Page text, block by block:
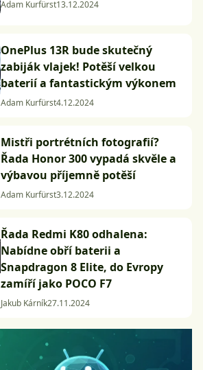
Adam Kurfürst13.12.2024
OnePlus 13R bude skutečný
zabiják vlajek! Potěší velkou
baterií a fantastickým výkonem
Adam Kurfürst4.12.2024
Mistři portrétních fotografií?
Řada Honor 300 vypadá skvěle a
výbavou příjemně potěší
Adam Kurfürst3.12.2024
Řada Redmi K80 odhalena:
Nabídne obří baterii a
Snapdragon 8 Elite, do Evropy
zamíří jako POCO F7
Jakub Kárník27.11.2024